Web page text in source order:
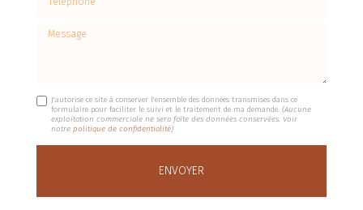
Message
J'autorise ce site à conserver l'ensemble des données transmises dans ce
formulaire pour faciliter le suivi et le traitement de ma demande.(Aucune
exploitation commerciale ne sera faite des données conservées. Voir
notrepolitique de confidentialité)